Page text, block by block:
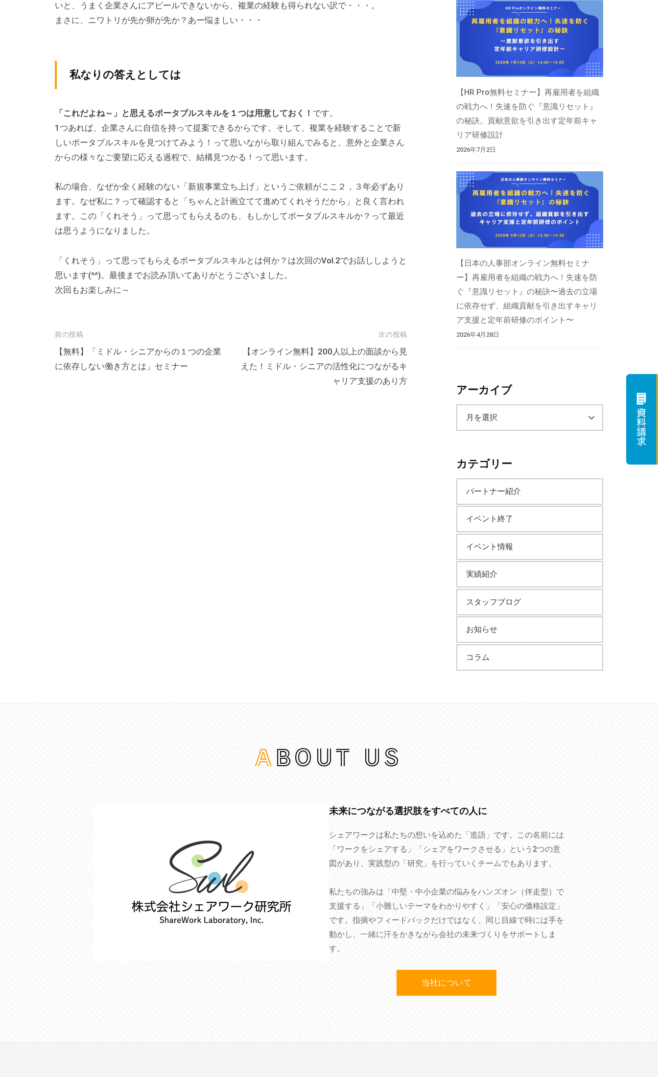
いと、うまく企業さんにアピールできないから、複業の経験も得られない訳で・・・。
まさに、ニワトリが先か卵が先か？あー悩ましい・・・
私なりの答えとしては
「これだよね～」と思えるポータブルスキルを１つは用意しておく！ です。
1つあれば、企業さんに自信を持って提案できるからです。そして、複業を経験することで新
しいポータブルスキルを見つけてみよう！って思いながら取り組んでみると、意外と企業さん
からの様々なご要望に応える過程で、結構見つかる！って思います。
私の場合、なぜか全く経験のない「新規事業立ち上げ」というご依頼がここ２，３年必ずあり
ます。なぜ私に？って確認すると「ちゃんと計画立てて進めてくれそうだから」と良く言われ
ます。この「くれそう」って思ってもらえるのも、もしかしてポータブルスキルか？って最近
は思うようになりました。
「くれそう」って思ってもらえるポータブルスキルとは何か？は次回のVol.2でお話ししようと
思います(^^)。最後までお読み頂いてありがとうございました。
次回もお楽しみに～
投
稿
ナ
前の投稿
【無料】「ミドル・シニアからの１つの企業
に依存しない働き方とは」セミナー
次の投稿
【オンライン無料】200人以上の面談から見
えた！ミドル・シニアの活性化につながるキ
ャリア支援のあり方
【HR Pro無料セミナー】再雇用者を組織
の戦力へ！失速を防ぐ『意識リセット』
の秘訣。貢献意欲を引き出す定年前キャ
リア研修設計
2026年7月2日
【日本の人事部オンライン無料セミナ
ー】再雇用者を組織の戦力へ！失速を防
ぐ『意識リセット』の秘訣〜過去の立場
に依存せず、組織貢献を引き出すキャリ
ア支援と定年前研修のポイント〜
2026年4月28日
アーカイブ
カ
カテゴリー
パートナー紹介
イベント終了
イベント情報
実績紹介
スタッフブログ
お知らせ
コラム
ABOUT US
未来につながる選択肢をすべての人に
シェアワークは私たちの想いを込めた「造語」です。この名前には
「ワークをシェアする」「シェアをワークさせる」という2つの意
図があり、実践型の「研究」を行っていくチームでもあります。
私たちの強みは「中堅・中小企業の悩みをハンズオン（伴走型）で
支援する」「小難しいテーマをわかりやすく」「安心の価格設定」
です。指摘やフィードバックだけではなく、同じ目線で時には手を
動かし、一緒に汗をかきながら会社の未来づくりをサポートしま
す。
当社について